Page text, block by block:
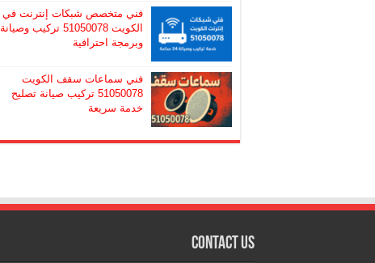
فني متخصص شبكات إنترنت في
الكويت 51050078 تركيب وصيانة
وبرمجة احترافية
فني سماعات سقف الكويت
51050078 تركيب صيانة تصليح
خدمة سريعة
Contact Us